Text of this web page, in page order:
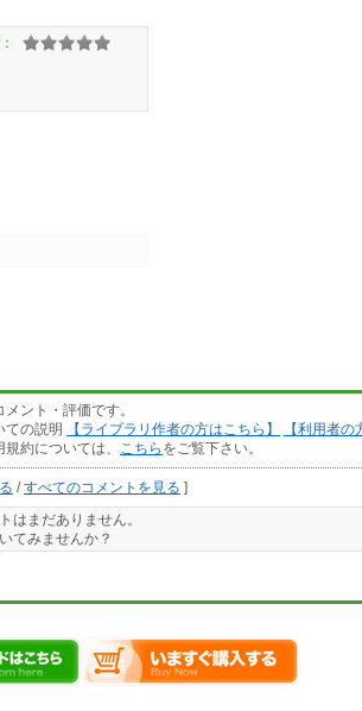
ント・評価です。
ての説明
【ライブラリ作者の方はこちら】
【利用者の
約については、
こちら をご覧下さい。
/すべてのコメントを見る ]
はまだありません。
てみませんか？